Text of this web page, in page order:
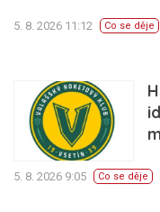
5. 8. 2026 11:12 Co se děje
5. 8. 2026 9:05 Co se děje